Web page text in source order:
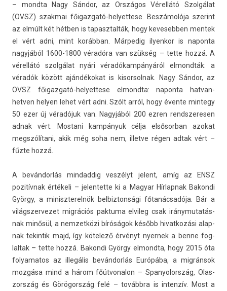
– mondta Nagy Sándor, az Országos Vérellátó Szolgálat
(OVSZ) szak­mai főigazgató-helyettese. Beszámolója szerint
az elmúlt két hétben is tapasztal­ták, hogy kevesebb­en men­tek
el vért adni, mint korábban. Már­pedig il­yen­kor is napon­ta
nagyjából 1600-1800 véradóra van szükség – tette hozzá. A
vérellátó szolgálat nyári véradókampányáról el­mondták: a
véradók között ajándékokat is kisor­solnak. Nagy Sándor, az
OVSZ főigazgató-helyettese el­mondta: napon­ta hatvan-
hetven hely­en lehet vért adni. Szólt arról, hogy évente min­tegy
50 ezer új véradójuk van. Nagyjából 200 ezren re­ndszeres­en
adnak vért. Mos­tani kampányuk célja el­sősor­ban azokat
megszólítani, akik még soha nem, il­let­ve régen adtak vért –
fűzte hozzá.
A bevándorlás min­daddig veszélyt jelent, amíg az ENSZ
pozitívnak értékeli – jelen­tette ki a Magyar Hír­lapnak Bakon­di
György, a miniszterel­nök be­lbiz­tonsági főtanácsadója. Bár a
világszer­vezet migrációs pak­tuma el­vileg csak ir­ánymutatás­
nak minősül, a nem­zetközi bíróságok később hivat­kozási al­ap­
nak tekin­tik majd, így kötelező érvényt nyer­nek a benne fog­
laltak – tette hozzá. Bakon­di György el­mondta, hogy 2015 óta
folyamatos az illegális bevándorlás Európába, a migránsok
mozgása mind a három főút­vonalon – Spanyolország, Olas­
zország és Görögország felé – továbbra is in­ten­zív. Most a